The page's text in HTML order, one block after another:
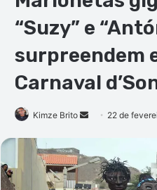
“Suzy” e
surpreendem
Carnaval
Kimze Brito
Mande
mail
22 de